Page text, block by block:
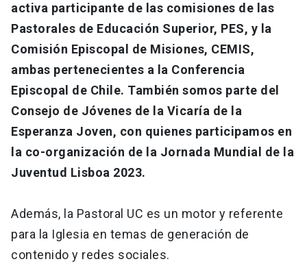
activa participante de las comisiones de las
Pastorales de Educación Superior, PES, y la
Comisión Episcopal de Misiones, CEMIS,
ambas pertenecientes a la Conferencia
Episcopal de Chile. También somos parte del
Consejo de Jóvenes de la Vicaría de la
Esperanza Joven, con quienes participamos en
la co-organización de la Jornada Mundial de la
Juventud Lisboa 2023.
Además, la Pastoral UC es un motor y referente
para la Iglesia en temas de generación de
contenido y redes sociales.